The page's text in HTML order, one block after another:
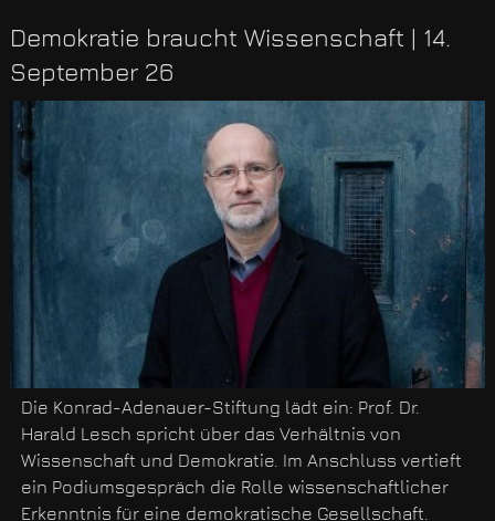
Demokratie braucht Wissenschaft | 14.
September 26
Die Konrad-Adenauer-Stiftung lädt ein: Prof. Dr.
Harald Lesch spricht über das Verhältnis von
Wissenschaft und Demokratie. Im Anschluss vertieft
ein Podiumsgespräch die Rolle wissenschaftlicher
Erkenntnis für eine demokratische Gesellschaft.